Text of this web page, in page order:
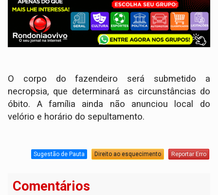
O corpo do fazendeiro será submetido a
necropsia, que determinará as circunstâncias do
óbito. A família ainda não anunciou local do
velório e horário do sepultamento.
Sugestão de Pauta Direito ao esquecimento Reportar Erro
Comentários